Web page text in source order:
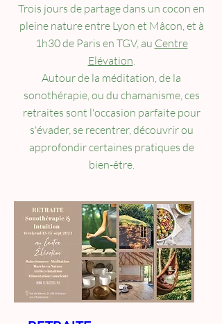
Trois jours de partage dans un cocon en
pleine nature entre Lyon et Mâcon, et à
1h30 de Paris en TGV, au Centre
Elévation
Autour de la méditation, de la
sonothérapie, ou du chamanisme, ces
retraites sont l'occasion parfaite pour
s'évader, se recentrer, découvrir ou
approfondir certaines pratiques de
bien-être.